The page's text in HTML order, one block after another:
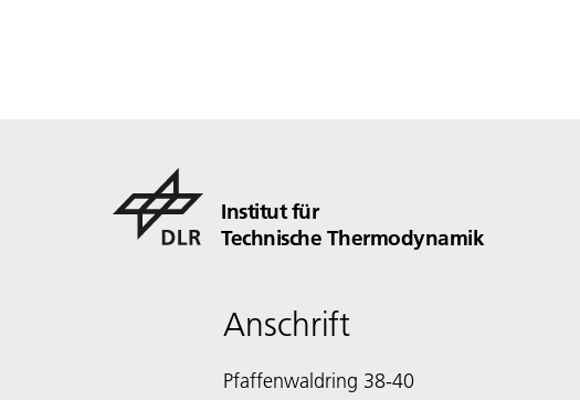
Institut für
Technische Thermodynamik
Anschrift
Pfaffenwaldring 38-40